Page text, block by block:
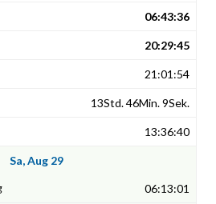
06:43:36
20:29:45
21:01:54
13Std. 46Min. 9Sek.
13:36:40
Sa, Aug 29
06:13:01